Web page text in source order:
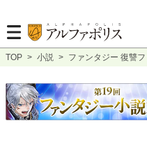
TOP > 小説 > ファンタジー 復讐